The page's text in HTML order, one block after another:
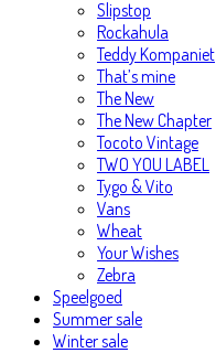
Slipstop
Rockahula
Teddy Kompaniet
That’s mine
The New
The New Chapter
Tocoto Vintage
TWO YOU LABEL
Tygo & Vito
Vans
Wheat
Your Wishes
Zebra
Speelgoed
Summer sale
Winter sale